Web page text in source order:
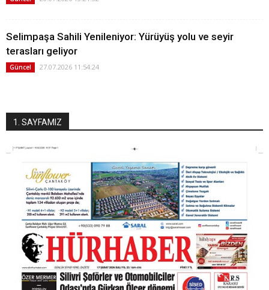
Selimpaşa Sahili Yenileniyor: Yürüyüş yolu ve seyir
terasları geliyor
Güncel 27.07.2026 11:54:24
1. SAYFAMIZ